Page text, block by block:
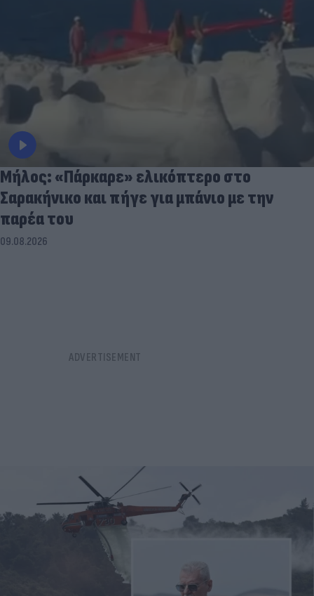
Μήλος: «Πάρκαρε» ελικόπτερο στο
Σαρακήνικο και πήγε για μπάνιο με την
παρέα του
09.08.2026